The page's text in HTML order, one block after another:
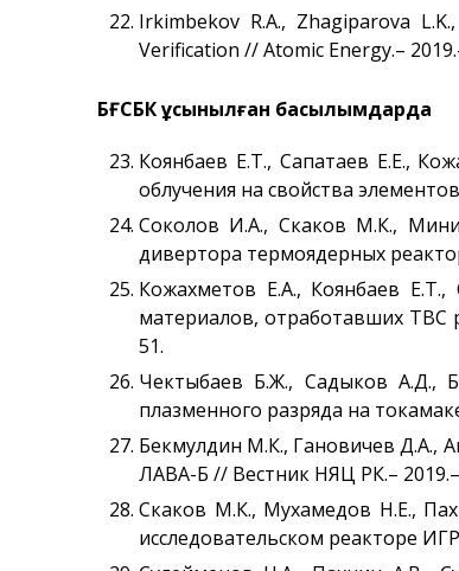
Irkimbekov R.A., Zhagiparova
Verification // Atomic Energy.–
БҒСБК ұсынылған басылымдарда
Коянбаев Е.Т., Сапатаев Е.Е.,
облучения на свойства
Соколов И.А., Скаков М.К.,
дивертора термоядерных
Кожахметов Е.А., Коянбаев
материалов, отработавших ТВС
51.
Чектыбаев Б.Ж., Садыков А.Д.,
плазменного разряда на
Бекмулдин М.К., Гановичев Д.А.,
ЛАВА-Б // Вестник НЯЦ РК.–
Скаков М.К., Мухамедов Н.Е.,
исследовательском реакторе